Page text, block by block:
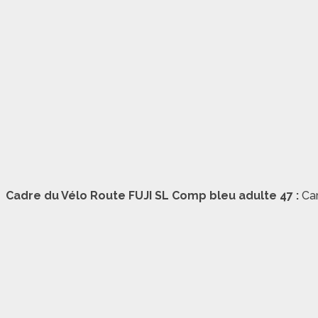
Cadre du Vélo Route FUJI SL Comp bleu adulte 47 :